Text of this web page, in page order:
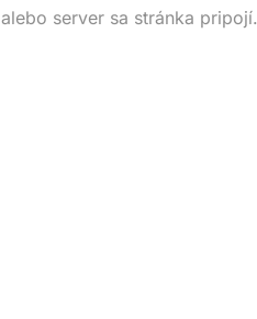
alebo server sa stránka pripojí.